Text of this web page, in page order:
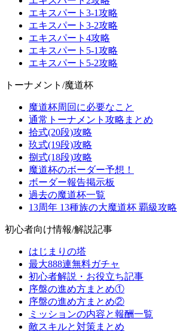
エキスパート3-1攻略
エキスパート3-2攻略
エキスパート4攻略
エキスパート5-1攻略
エキスパート5-2攻略
トーナメント/魔道杯
魔道杯周回に必要なこと
通常トーナメント攻略まとめ
拾式(20段)攻略
玖式(19段)攻略
捌式(18段)攻略
魔道杯のボーダー予想！
ボーダー報告掲示板
過去の魔道杯一覧
13周年 13種族の大魔道杯 覇級攻略
初心者向け情報/解説記事
はじまりの塔
最大888連無料ガチャ
初心者解説・お役立ち記事
序盤の進め方まとめ①
序盤の進め方まとめ②
ミッションの内容と報酬一覧
敵スキルと対策まとめ